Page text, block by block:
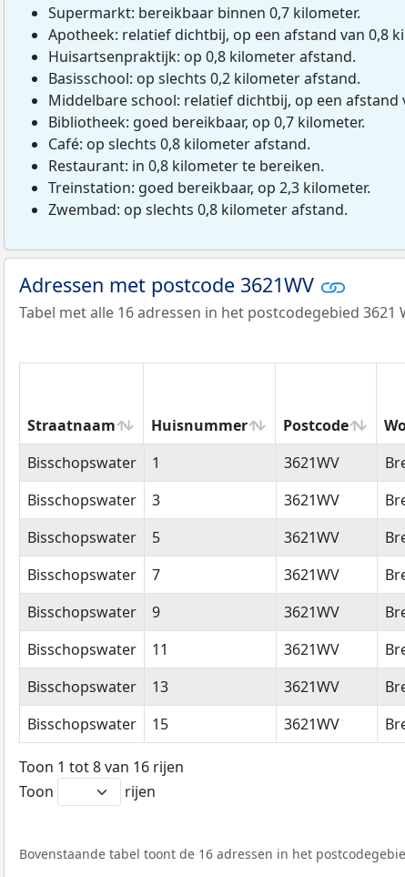
Supermarkt: bereikbaar binnen 0,7 kilometer.
Apotheek: relatief dichtbij, op een afstand van 0,8
Huisartsenpraktijk: op 0,8 kilometer afstand.
Basisschool: op slechts 0,2 kilometer afstand.
Middelbare school: relatief dichtbij, op een afstand
Bibliotheek: goed bereikbaar, op 0,7 kilometer.
Café: op slechts 0,8 kilometer afstand.
Restaurant: in 0,8 kilometer te bereiken.
Treinstation: goed bereikbaar, op 2,3 kilometer.
Zwembad: op slechts 0,8 kilometer afstand.
Adressen met postcode 3621WV
Tabel met alle 16 adressen in het postcodegebied 3621
Straatnaam Huisnummer Postcode
Straatnaam
Huisnummer Postcode
Bisschopswater 1 3621WV
Bisschopswater
3 3621WV
Bisschopswater
5 3621WV
Bisschopswater
7 3621WV
Bisschopswater
9 3621WV
Bisschopswater
11 3621WV
Bisschopswater
13 3621WV
Bisschopswater
15 3621WV
Toon 1 tot 8 van 16 rijen
Toon
rijen
Bovenstaande tabel toont de 16 adressen in het